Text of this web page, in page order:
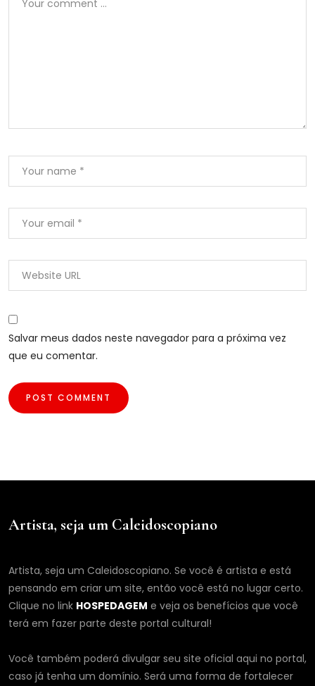
Salvar meus dados neste navegador para a próxima vez
que eu comentar.
Artista, seja um Caleidoscopiano
Artista, seja um Caleidoscopiano. Se você é artista e está
pensando em criar um site, então você está no lugar certo.
Clique no link HOSPEDAGEM e veja os benefícios que você
terá em fazer parte deste portal cultural!
Você também poderá divulgar seu site oficial aqui no portal,
caso já tenha um domínio. Será uma forma de fortalecer